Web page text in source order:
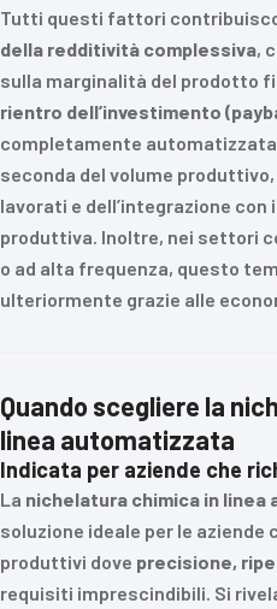
Tutti questi fattori
della redditività complessiva,
sulla marginalità del prodotto
rientro dell’investimento
completamente automatizzata
seconda del volume
lavorati e dell’integrazione
produttiva. Inoltre, nei settori
o ad alta frequenza, questo
ulteriormente grazie alle
Quando scegliere la
linea automatizzata
Indicata per aziende che
La nichelatura chimica in linea
soluzione ideale per le aziende
produttivi dove precisione,
requisiti imprescindibili. Si